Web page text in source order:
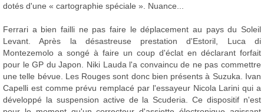
dotés d'une « cartographie spéciale ». Nuance...
Ferrari a bien failli ne pas faire le déplacement au pays du Soleil
Levant. Après la désastreuse prestation d'Estoril, Luca di
Montezemolo a songé à faire un coup d'éclat en déclarant forfait
pour le GP du Japon. Niki Lauda l'a convaincu de ne pas commettre
une telle bévue. Les Rouges sont donc bien présents à Suzuka. Ivan
Capelli est comme prévu remplacé par l'essayeur Nicola Larini qui a
développé la suspension active de la Scuderia. Ce dispositif n'est